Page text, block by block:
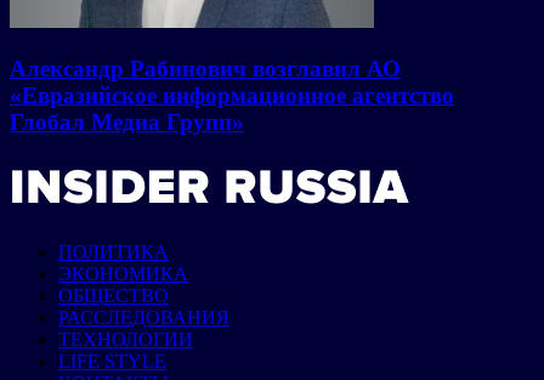
Александр Рабинович возглавил АО
«Евразийское информационное агентство
Глобал Медиа Групп»
ПОЛИТИКА
ЭКОНОМИКА
ОБЩЕСТВО
РАССЛЕДОВАНИЯ
ТЕХНОЛОГИИ
LIFE STYLE